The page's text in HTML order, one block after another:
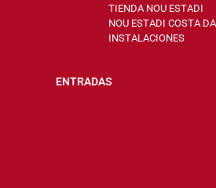
TIENDA NOU ESTADI
NOU ESTADI COSTA
INSTALACIONES
ENTRADAS